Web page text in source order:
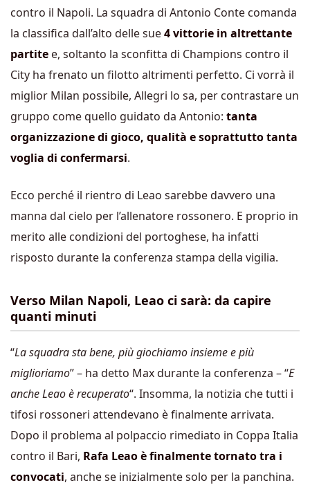
contro il Napoli. La squadra di Antonio Conte comanda
la classifica dall’alto delle sue4 vittorie in altrettante
partite e, soltanto la sconfitta di Champions contro il
City ha frenato un filotto altrimenti perfetto. Ci vorrà il
miglior Milan possibile, Allegri lo sa, per contrastare un
gruppo come quello guidato da Antonio: tanta
organizzazione di gioco, qualità e soprattutto tanta
voglia di confermarsi.
Ecco perché il rientro di Leao sarebbe davvero una
manna dal cielo per l’allenatore rossonero. E proprio in
merito alle condizioni del portoghese, ha infatti
risposto durante la conferenza stampa della vigilia.
Verso Milan Napoli, Leao ci sarà: da capire
quanti minuti
“La squadra sta bene, più giochiamo insieme e più
miglioriamo” – ha detto Max durante la conferenza – “E
anche Leao è recuperato“. Insomma, la notizia che tutti i
tifosi rossoneri attendevano è finalmente arrivata.
Dopo il problema al polpaccio rimediato in Coppa Italia
contro il Bari, Rafa Leao è finalmente tornato tra i
convocati, anche se inizialmente solo per la panchina.